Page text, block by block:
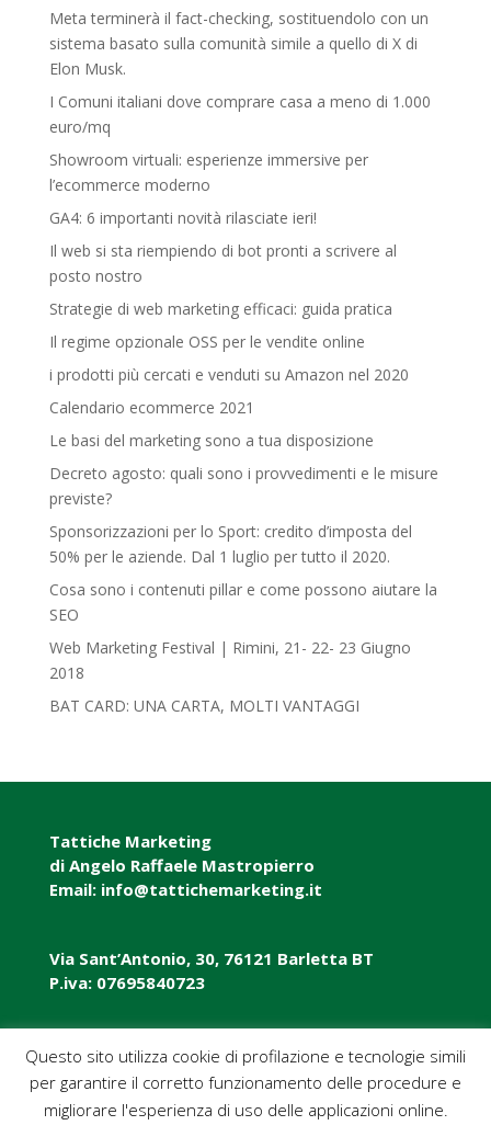
Meta terminerà il fact-checking, sostituendolo con un
sistema basato sulla comunità simile a quello di X di
Elon Musk.
I Comuni italiani dove comprare casa a meno di 1.000
euro/mq
Showroom virtuali: esperienze immersive per
l’ecommerce moderno
GA4: 6 importanti novità rilasciate ieri!
Il web si sta riempiendo di bot pronti a scrivere al
posto nostro
Strategie di web marketing efficaci: guida pratica
Il regime opzionale OSS per le vendite online
i prodotti più cercati e venduti su Amazon nel 2020
Calendario ecommerce 2021
Le basi del marketing sono a tua disposizione
Decreto agosto: quali sono i provvedimenti e le misure
previste?
Sponsorizzazioni per lo Sport: credito d’imposta del
50% per le aziende. Dal 1 luglio per tutto il 2020.
Cosa sono i contenuti pillar e come possono aiutare la
SEO
Web Marketing Festival | Rimini, 21- 22- 23 Giugno
2018‎
BAT CARD: UNA CARTA, MOLTI VANTAGGI
Tattiche Marketing
di Angelo Raffaele Mastropierro
Email: info@tattichemarketing.it
Via Sant’Antonio, 30, 76121 Barletta BT
P.iva: 07695840723
P.iva: 07695840723
Pec: tattichemarketing@pec.it
Questo sito utilizza cookie di profilazione e tecnologie simili
per garantire il corretto funzionamento delle procedure e
migliorare l'esperienza di uso delle applicazioni online.